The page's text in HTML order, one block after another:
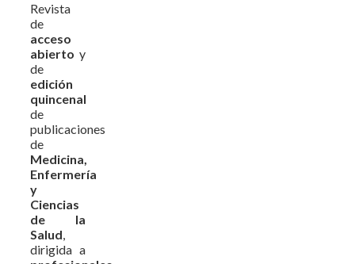
Revista
de
acceso
abierto y
de
edición
quincenal
de
publicaciones
de
Medicina,
Enfermería
y
Ciencias
de la
Salud,
dirigida a